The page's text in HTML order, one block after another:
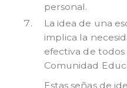
personal.
La idea de una
implica la
efectiva de
Comunidad
Estas señas de